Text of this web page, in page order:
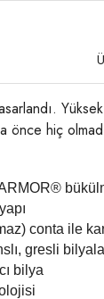
hiç
conta ile
gresli
bilya